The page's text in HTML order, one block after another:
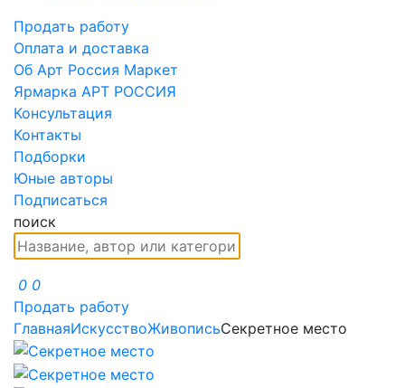
Продать работу
Оплата и доставка
Об Арт Россия Маркет
Ярмарка АРТ РОССИЯ
Консультация
Контакты
Подборки
Юные авторы
Подписаться
поиск
0 0
Продать работу
ГлавнаяИскусствоЖивописьСекретное место